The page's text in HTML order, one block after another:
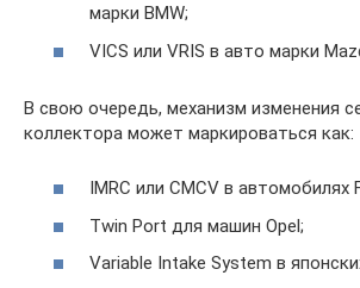
марки BMW;
VICS или VRIS в авто марки
В свою очередь, механизм изменения
коллектора может маркироваться как:
IMRC или CMCV в автомобилях
Twin Port для машин Opel;
Variable Intake System в